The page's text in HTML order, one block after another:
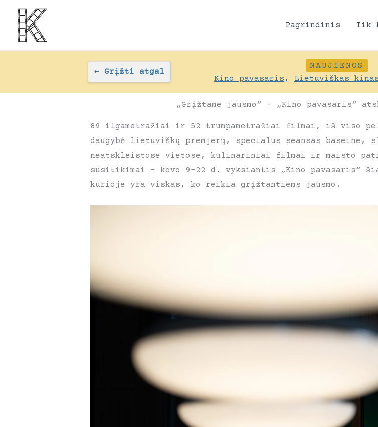
Pereiti
prie
turinio
Pagrindinis Tik
← Grįžti atgal
NAUJIENOS
Kino pavasaris , Lietuviškas
„Grįžtame jausmo“ – „Kino pavasaris“
89 ilgametražiai ir 52 trumpametražiai filmai, iš viso
daugybė lietuviškų premjerų, specialus seansas
neatskleistose vietose, kulinariniai filmai ir maisto
susitikimai – kovo 9–22 d. vyksiantis „Kino pavasaris“
kurioje yra viskas, ko reikia grįžtantiems jausmo.